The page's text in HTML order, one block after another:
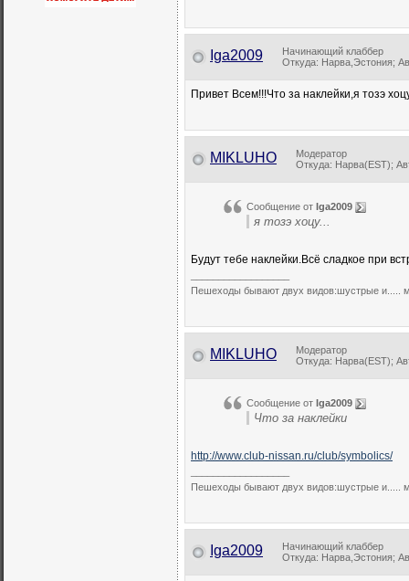
Iga2009
Начинающий клаббер
Откуда: Нарва,Эстония;
Привет Всем!!!Что за наклейки,я тозэ
MIKLUHO
Модератор
Откуда: Нарва(EST);
Сообщение от Iga2009
я тозэ хоцу...
Будут тебе наклейки.Всё сладкое при
Пешеходы бывают двух видов:шустрые и.....
MIKLUHO
Модератор
Откуда: Нарва(EST);
Сообщение от Iga2009
Что за наклейки
http://www.club-nissan.ru/club/symbolics/
Пешеходы бывают двух видов:шустрые и.....
Iga2009
Начинающий клаббер
Откуда: Нарва,Эстония;